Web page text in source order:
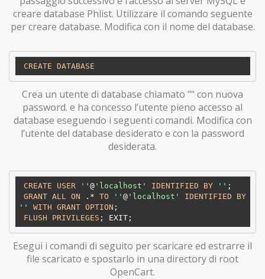
creare database Phlist. Utilizzare il comando seguente
per creare database. Modifica con il nome del database.
CREATE DATABASE
Crea un utente di database chiamato "" con nuova
password. e ha concesso l’utente pieno accesso al
database eseguendo i seguenti comandi. Modifica con
l’utente del database desiderato e con la password
desiderata.
CREATE USER '' @ 'localhost' IDENTIFIED BY '' ;
GRANT ALL ON .* TO '' @ 'localhost' IDENTIFIED
BY
''
WITH GRANT OPTION ;
FLUSH
PRIVILEGES
Esegui i comandi di seguito per scaricare ed estrarre il
file scaricato e spostarlo in una directory di root
OpenCart.